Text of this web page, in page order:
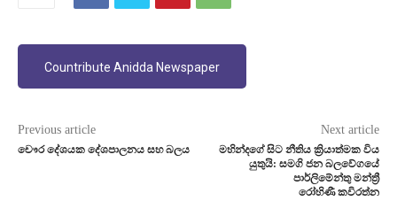
Countribute Anidda Newspaper
Previous article
චෞර දේශයක දේශපාලනය සහ බලය
Next article
මහින්දගේ සිට නීතිය ක්‍රියාත්මක විය
යුතුයි: සමගි ජන බලවේගයේ
පාර්ලිමේන්තු මන්ත්‍රී
රෝහිණී කවිරත්න